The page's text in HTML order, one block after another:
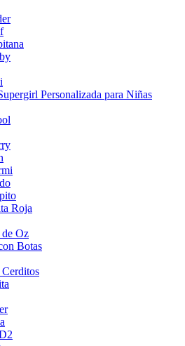
Personalizada para Niñas
Roja
Oz
Botas